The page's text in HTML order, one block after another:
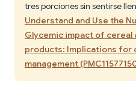
tres porciones sin sentirse
Understand and Use the
Glycemic impact of cereal
products: Implications for
management